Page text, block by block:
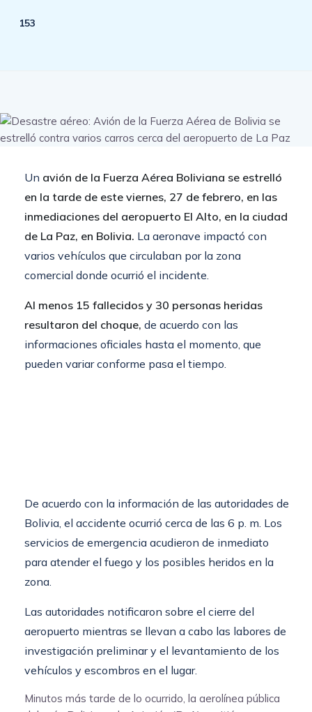
153
Un avión de la Fuerza Aérea Boliviana se estrelló
en la tarde de este viernes, 27 de febrero, en las
inmediaciones del aeropuerto El Alto, en la ciudad
de La Paz, en Bolivia. La aeronave impactó con
varios vehículos que circulaban por la zona
comercial donde ocurrió el incidente.
Al menos 15 fallecidos y 30 personas heridas
resultaron del choque, de acuerdo con las
informaciones oficiales hasta el momento, que
pueden variar conforme pasa el tiempo.
De acuerdo con la información de las autoridades de
Bolivia, el accidente ocurrió cerca de las 6 p. m. Los
servicios de emergencia acudieron de inmediato
para atender el fuego y los posibles heridos en la
zona.
Las autoridades notificaron sobre el cierre del
aeropuerto mientras se llevan a cabo las labores de
investigación preliminar y el levantamiento de los
vehículos y escombros en el lugar.
Minutos más tarde de lo ocurrido, la aerolínea pública